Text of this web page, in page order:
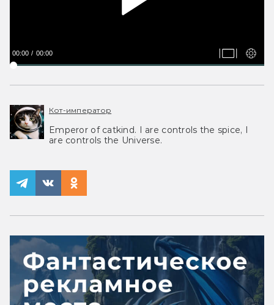
00:00 00:00
Кот-император
Emperor of catkind. I are controls the spice, I
are controls the Universe.